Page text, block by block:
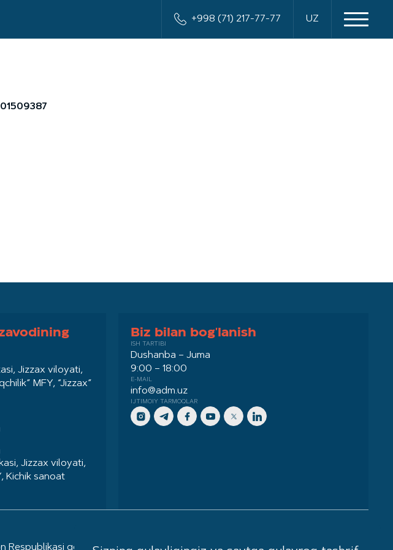
+998 (71) 217-77-77 UZ
Jizzax viloyati,
MFY, “Jizzax”
Jizzax viloyati,
Kichik sanoat
Biz bilan bog'lanish
ISH TARTIBI
Dushanba – Juma
9:00 – 18:00
E-MAIL
info@adm.uz
IJTIMOIY TARMOQLAR
Respublikasi qonunchiligiga muvofiq faoliyat yuritadi. Sotilayotgan